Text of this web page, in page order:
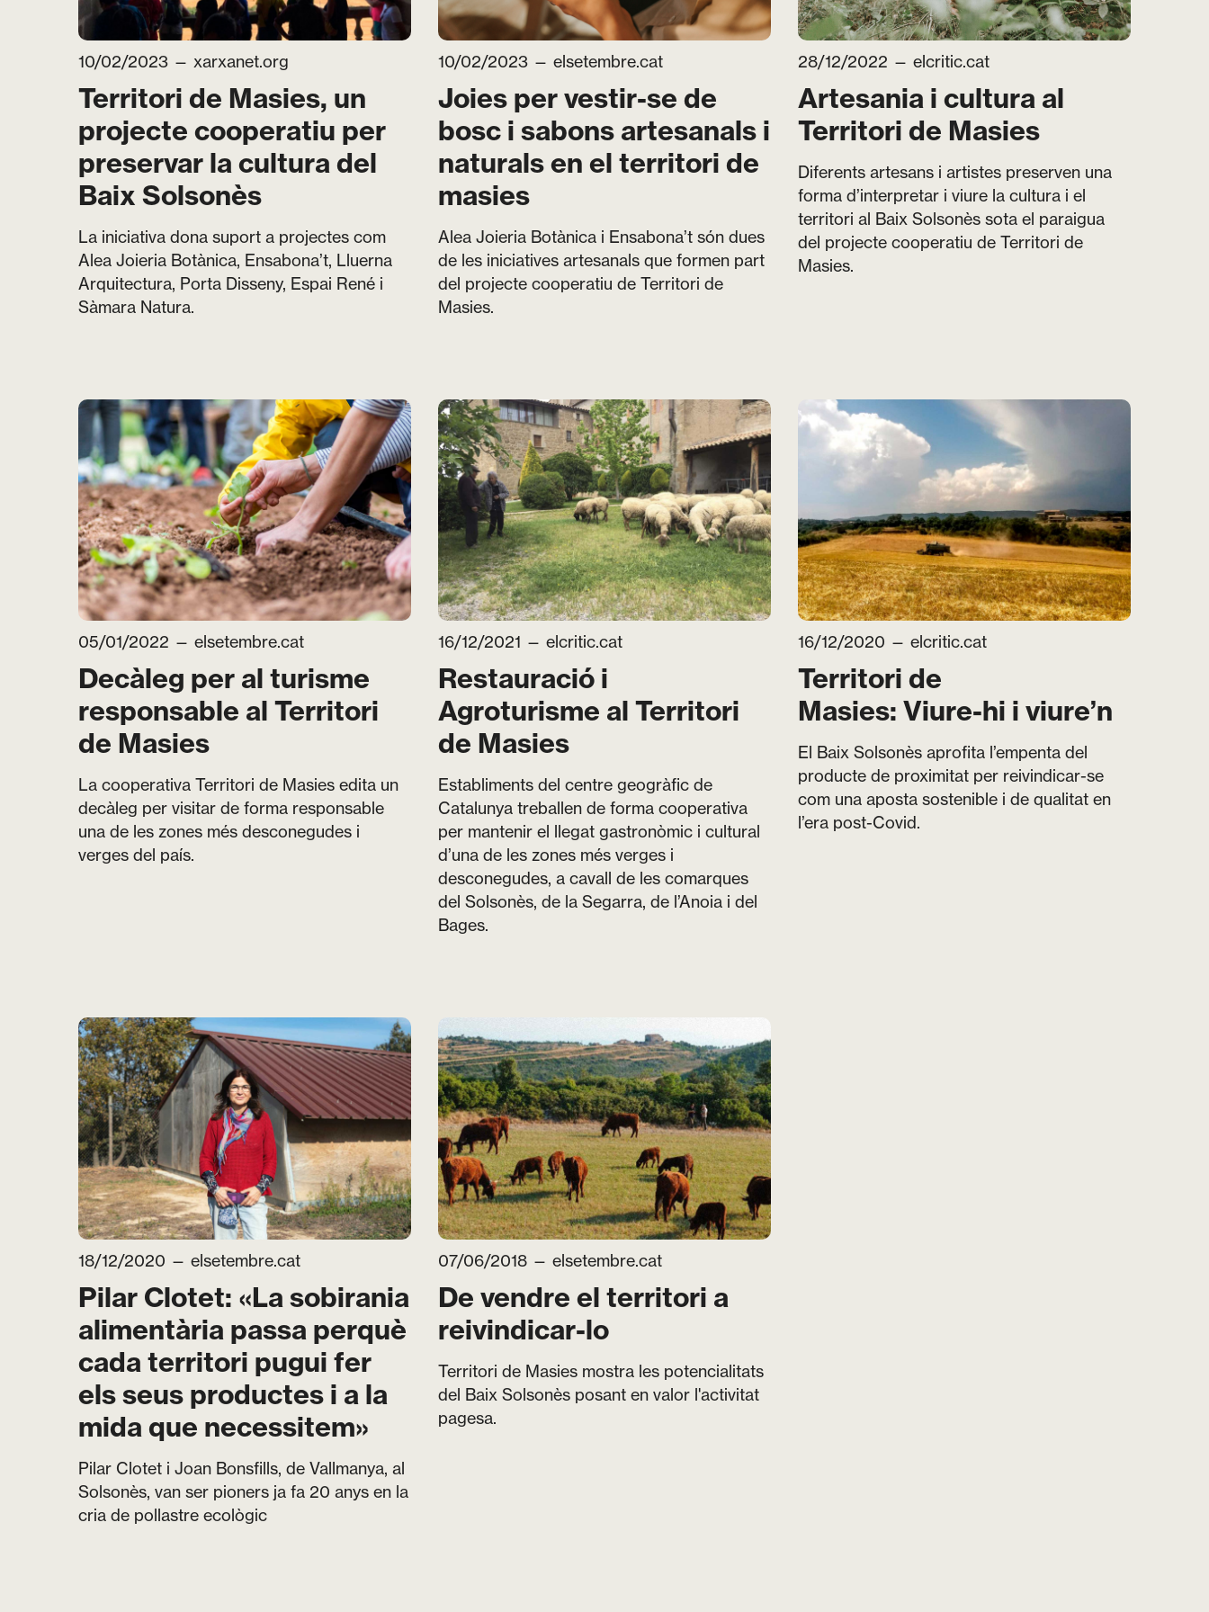
10/02/2023 — xarxanet.org
Territori de Masies, un
projecte cooperatiu per
preservar la cultura del
Baix Solsonès
La iniciativa dona suport a projectes com
Alea Joieria Botànica, Ensabona’t, Lluerna
Arquitectura, Porta Disseny, Espai René i
Sàmara Natura.
10/02/2023 — elsetembre.cat
Joies per vestir-se de
bosc i sabons artesanals i
naturals en el territori de
masies
Alea Joieria Botànica i Ensabona’t són dues
de les iniciatives artesanals que formen part
del projecte cooperatiu de Territori de
Masies.
28/12/2022 — elcritic.cat
Artesania i cultura al
Territori de Masies
Diferents artesans i artistes preserven una
forma d’interpretar i viure la cultura i el
territori al Baix Solsonès sota el paraigua
del projecte cooperatiu de Territori de
Masies.
05/01/2022 — elsetembre.cat
Decàleg per al turisme
responsable al Territori
de Masies
La cooperativa Territori de Masies edita un
decàleg per visitar de forma responsable
una de les zones més desconegudes i
verges del país.
16/12/2021 — elcritic.cat
Restauració i
Agroturisme al Territori
de Masies
Establiments del centre geogràfic de
Catalunya treballen de forma cooperativa
per mantenir el llegat gastronòmic i cultural
d’una de les zones més verges i
desconegudes, a cavall de les comarques
del Solsonès, de la Segarra, de l’Anoia i del
Bages.
16/12/2020 — elcritic.cat
Territori de
Masies: Viure-hi i viure’n
El Baix Solsonès aprofita l’empenta del
producte de proximitat per reivindicar-se
com una aposta sostenible i de qualitat en
l’era post-Covid.
18/12/2020 — elsetembre.cat
Pilar Clotet: «La sobirania
alimentària passa perquè
cada territori pugui fer
els seus productes i a la
mida que necessitem»
Pilar Clotet i Joan Bonsfills, de Vallmanya, al
Solsonès, van ser pioners ja fa 20 anys en la
cria de pollastre ecològic
07/06/2018 — elsetembre.cat
De vendre el territori a
reivindicar-lo
Territori de Masies mostra les potencialitats
del Baix Solsonès posant en valor l'activitat
pagesa.